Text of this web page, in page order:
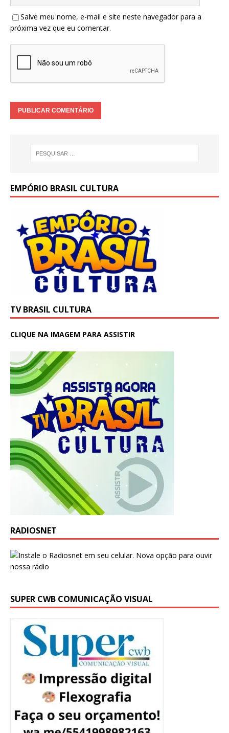
Salve meu nome, e-mail e site neste navegador para a
próxima vez que eu comentar.
EMPÓRIO BRASIL CULTURA
TV BRASIL CULTURA
CLIQUE NA IMAGEM PARA ASSISTIR
RADIOSNET
SUPER CWB COMUNICAÇÃO VISUAL